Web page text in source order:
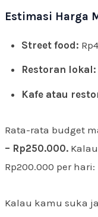
Estimasi Harga
Street food:
Restoran lokal:
Kafe atau
Rata-rata budget
– Rp250.000.
Rp200.000 per
Kalau kamu suka